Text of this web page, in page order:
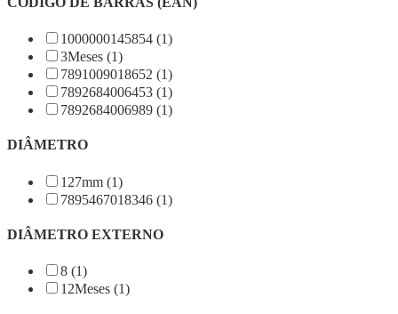
1000000145854 (1)
3Meses (1)
7891009018652 (1)
7892684006453 (1)
7892684006989 (1)
DIÂMETRO
127mm (1)
7895467018346 (1)
DIÂMETRO EXTERNO
8 (1)
12Meses (1)